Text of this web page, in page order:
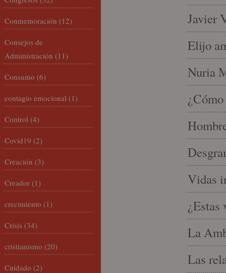
Javier
Elijo
Nuria
Vidas
¿Estas
La
Las
Conmemoración (12)
Consejos de
Administración (11)
Consumo (6)
contagio emocional (1)
Control (4)
Covid19 (2)
Creación (3)
Creador (1)
crecimiento (1)
Crisis (34)
cristianismo (20)
Cuidado (2)